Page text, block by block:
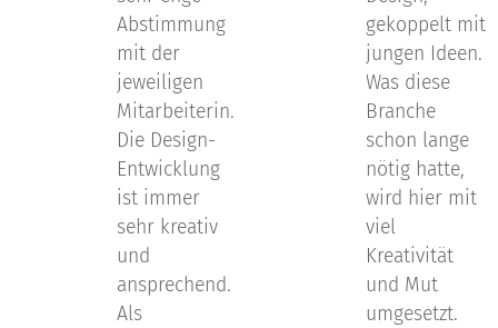
Abstimmung
mit der
jeweiligen
Mitarbeiterin.
Die Design-
Entwicklung
ist immer
sehr kreativ
und
ansprechend.
Als
gekoppelt mit
jungen Ideen.
Was diese
Branche
schon lange
nötig hatte,
wird hier mit
viel
Kreativität
und Mut
umgesetzt.